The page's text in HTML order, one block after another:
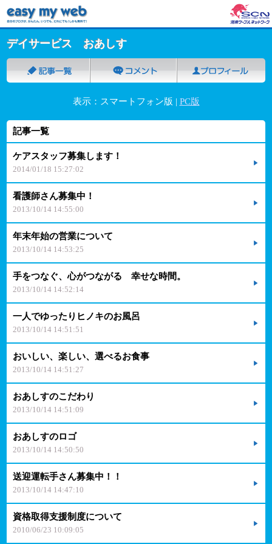
デイサービス おあしす
表示：スマートフォン版 | PC版
記事一覧
ケアスタッフ募集します！
2014/01/18 15:27:02
看護師さん募集中！
2013/10/14 14:55:00
年末年始の営業について
2013/10/14 14:53:25
手をつなぐ、心がつながる 幸せな時間。
2013/10/14 14:52:14
一人でゆったりヒノキのお風呂
2013/10/14 14:51:51
おいしい、楽しい、選べるお食事
2013/10/14 14:51:27
おあしすのこだわり
2013/10/14 14:51:09
おあしすのロゴ
2013/10/14 14:50:50
送迎運転手さん募集中！！
2013/10/14 14:47:10
資格取得支援制度について
2010/06/23 10:09:05